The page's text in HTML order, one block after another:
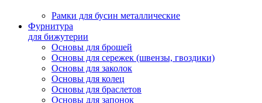
Рамки для бусин металлические
Фурнитура
для бижутерии
Основы для брошей
Основы для сережек (швензы, гвоздики)
Основы для заколок
Основы для колец
Основы для браслетов
Основы для запонок